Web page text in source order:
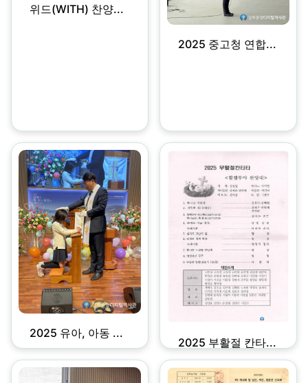
위드(WITH) 찬양...
2025 중고청 연합...
2025 유아, 아동 ...
2025 부활절 칸타...